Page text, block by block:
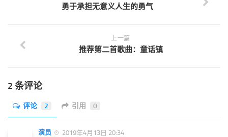
勇于承担无意义人生的勇气
上一篇
推荐第二首歌曲：童话镇
2 条评论
评论 2 引用 0
演员 2019年4月13日 20:34